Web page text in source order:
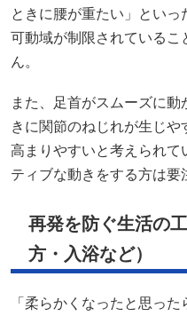
ときに腰が重たい」とい
可動域が制限されている
ん。
また、足首がスムーズに
きに関節のねじれが生じ
高まりやすいと考えられて
ティブな動きをする方は要
再発を防ぐ生活の
方・入浴など）
「柔らかくなったと思っ